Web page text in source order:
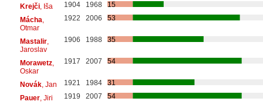
Krejči, Iša 1904 1968
15
Mácha,
Otmar
1922 2006 53
Mastalir,
Jaroslav
1906 1988 35
Morawetz,
Oskar
1917 2007 54
Novák, Jan 1921 1984
31
Pauer, Jiri 1919 2007
54